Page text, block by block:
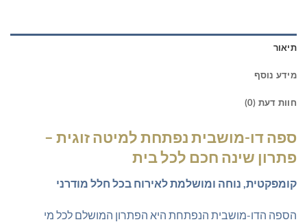
תיאור
מידע נוסף
חוות דעת (0)
ספה דו-מושבית נפתחת למיטה זוגית –
פתרון שינה חכם לכל בית
קומפקטית, נוחה ומושלמת לאירוח בכל חלל מודרני
הספה הדו-מושבית הנפתחת היא הפתרון המושלם לכל מי